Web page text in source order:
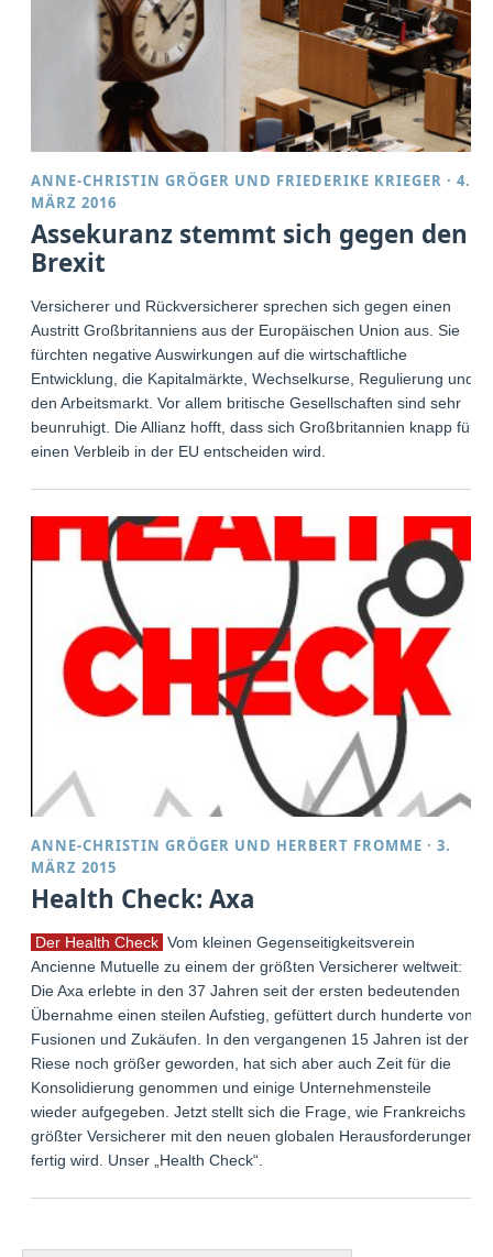
ANNE-CHRISTIN GRÖGER UND FRIEDERIKE KRIEGER ·4.
MÄRZ 2016
Assekuranz stemmt sich gegen den
Brexit
Versicherer und Rückversicherer sprechen sich gegen einen
Austritt Großbritanniens aus der Europäischen Union aus. Sie
fürchten negative Auswirkungen auf die wirtschaftliche
Entwicklung, die Kapitalmärkte, Wechselkurse, Regulierung und
den Arbeitsmarkt. Vor allem britische Gesellschaften sind sehr
beunruhigt. Die Allianz hofft, dass sich Großbritannien knapp für
einen Verbleib in der EU entscheiden wird.
ANNE-CHRISTIN GRÖGER UND HERBERT FROMME ·3.
MÄRZ 2015
Health Check: Axa
Der Health Check Vom kleinen Gegenseitigkeitsverein
Ancienne Mutuelle zu einem der größten Versicherer weltweit:
Die Axa erlebte in den 37 Jahren seit der ersten bedeutenden
Übernahme einen steilen Aufstieg, gefüttert durch hunderte von
Fusionen und Zukäufen. In den vergangenen 15 Jahren ist der
Riese noch größer geworden, hat sich aber auch Zeit für die
Konsolidierung genommen und einige Unternehmensteile
wieder aufgegeben. Jetzt stellt sich die Frage, wie Frankreichs
größter Versicherer mit den neuen globalen Herausforderungen
fertig wird. Unser „Health Check“.